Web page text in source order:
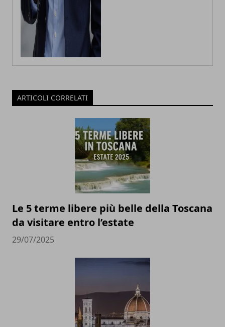
ARTICOLI CORRELATI
Le 5 terme libere più belle della Toscana
da visitare entro l’estate
29/07/2025